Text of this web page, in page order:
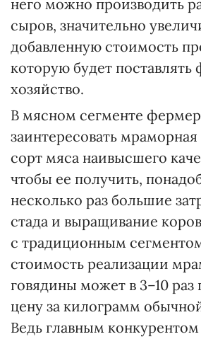
него можно производить
сыров, значительно
добавленную стоимость
которую будет поставлять
хозяйство.
В мясном сегменте
заинтересовать
сорт мяса наивысшего
чтобы ее получить,
несколько раз большие
стада и выращивание
с традиционным
стоимость реализации
говядины может в 3–10
цену за килограмм
Ведь главным